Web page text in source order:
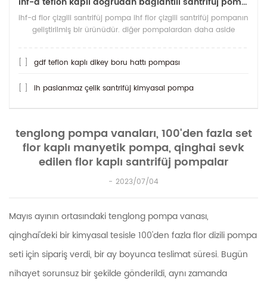
ihf-d flor çizgili santrifüj pompa ihf flor çizgili santrifüj pompanın
geliştirilmiş bir ürünüdür. diğer pompalardan daha aside
gdf teflon kaplı dikey boru hattı pompası
ih paslanmaz çelik santrifüj kimyasal pompa
tenglong pompa vanaları, 100'den fazla set
flor kaplı manyetik pompa, qinghai sevk
edilen flor kaplı santrifüj pompalar
2023/07/04
Mayıs ayının ortasındaki tenglong pompa vanası,
qinghai'deki bir kimyasal tesisle 100'den fazla flor dizili pompa
seti için sipariş verdi, bir ay boyunca teslimat süresi. Bugün
nihayet sorunsuz bir şekilde gönderildi, aynı zamanda